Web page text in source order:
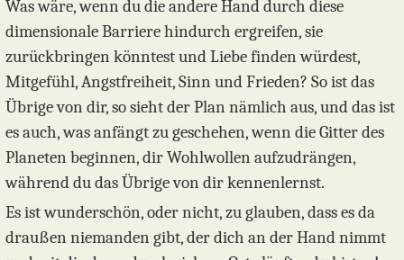
Was wäre, wenn du die andere Hand durch diese
dimensionale Barriere hindurch ergreifen, sie
zurückbringen könntest und Liebe finden würdest,
Mitgefühl, Angstfreiheit, Sinn und Frieden? So ist das
Übrige von dir, so sieht der Plan nämlich aus, und das ist
es auch, was anfängt zu geschehen, wenn die Gitter des
Planeten beginnen, dir Wohlwollen aufzudrängen,
während du das Übrige von dir kennenlernst.
Es ist wunderschön, oder nicht, zu glauben, dass es da
draußen niemanden gibt, der dich an der Hand nimmt